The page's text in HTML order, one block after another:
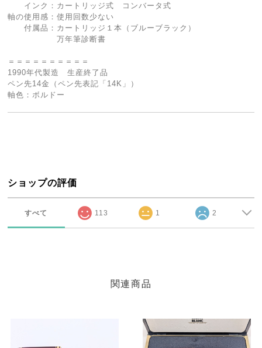
インク：カートリッジ式 コンバータ式
軸の使用感：使用回数少ない
付属品：カートリッジ１本（ブルーブラック）
万年筆診断書
＝＝＝＝＝＝＝＝＝＝
1990年代製造 生産終了品
ペン先14金（ペン先表記「14K」）
軸色：ボルドー
ショップの評価
すべて 113 1 2
関連商品